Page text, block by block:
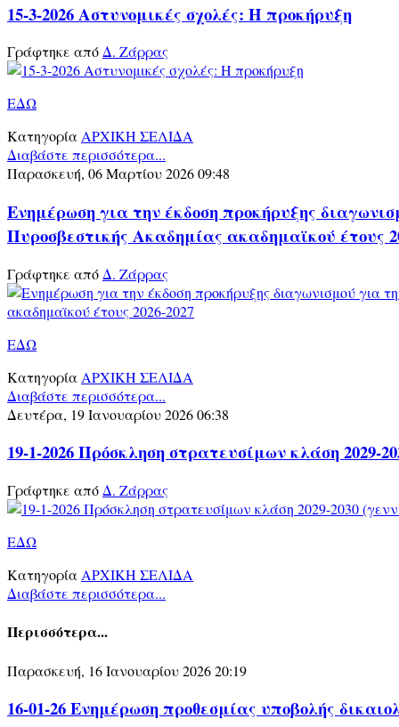
15-3-2026 Αστυνομικές σχολές: Η προκήρυξη
Γράφτηκε απόΔ. Ζάρρας
ΕΔΩ
ΚατηγορίαΑΡΧΙΚΗ ΣΕΛΙΔΑ
Διαβάστε περισσότερα...
Παρασκευή, 06 Μαρτίου 2026 09:48
Ενημέρωση για την έκδοση προκήρυξης
Πυροσβεστικής Ακαδημίας ακαδημαϊκού έτους
Γράφτηκε από Δ. Ζάρρας
ΕΔΩ
Κατηγορία ΑΡΧΙΚΗ ΣΕΛΙΔΑ
Διαβάστε περισσότερα...
Δευτέρα, 19 Ιανουαρίου 2026 06:38
19-1-2026 Πρόσκληση στρατευσίμων κλάση 2029-
Γράφτηκε από Δ. Ζάρρας
ΕΔΩ
Κατηγορία ΑΡΧΙΚΗ ΣΕΛΙΔΑ
Διαβάστε περισσότερα...
Περισσότερα...
Παρασκευή, 16 Ιανουαρίου 2026 20:19
16-01-26 Ενημέρωση προθεσμίας υποβολής